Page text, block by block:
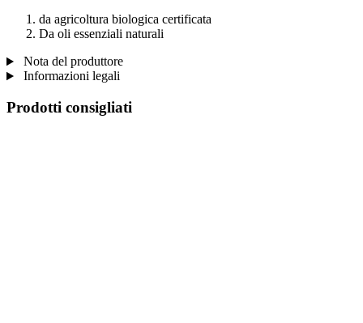
da agricoltura biologica certificata
Da oli essenziali naturali
Nota del produttore
Informazioni legali
Prodotti consigliati